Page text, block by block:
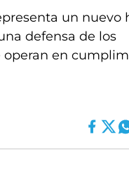
un nuevo
defensa de los
operan en